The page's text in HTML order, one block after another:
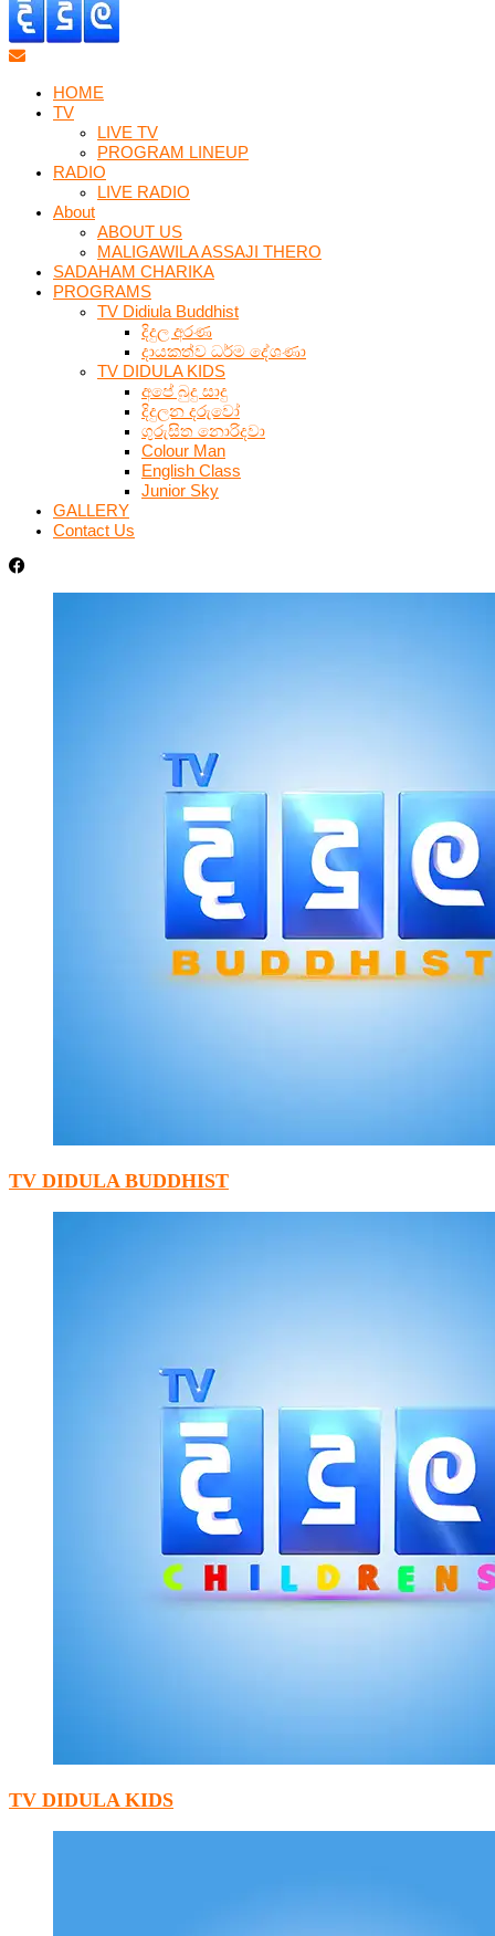
HOME
TV
LIVE TV
PROGRAM LINEUP
RADIO
LIVE RADIO
About
ABOUT US
MALIGAWILA ASSAJI THERO
SADAHAM CHARIKA
PROGRAMS
TV Didiula Buddhist
දිදුල අරණ
දායකත්ව ධර්ම දේශණා
TV DIDULA KIDS
අපේ බුදු සාදු
දිදුලන දරුවෝ
ගුරුසිත නොරිදවා
Colour Man
English Class
Junior Sky
GALLERY
Contact Us
TV DIDULA BUDDHIST
TV DIDULA KIDS